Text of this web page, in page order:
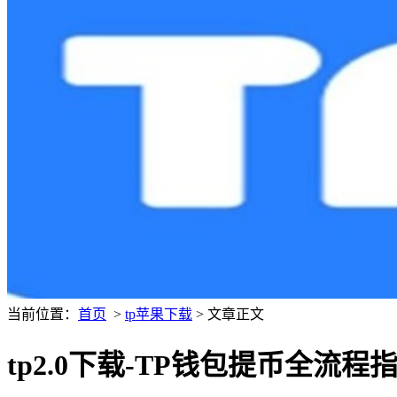
当前位置： 首页 > tp苹果下载 > 文章正文
tp2.0下载-TP钱包提币全流程